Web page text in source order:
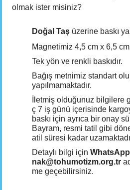
olmak ister misiniz?
Doğal Taş üzerine baskı
Magnetimiz 4,5 cm x 6,5
Tek yön ve renkli baskıdır.
Bağış metnimiz standart
yapılmamaktadır.
İletmiş olduğunuz bilgilere
ç 7 iş günü içerisinde
baskı için ayrıca bir onay
Bayram, resmi tatil gibi
atil süresi kadar
Detaylı bilgi için WhatsApp
nak@tohumotizm.org.tr
me geçebilirsiniz.